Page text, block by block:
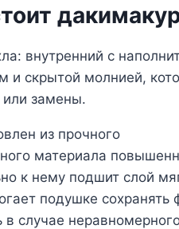
внутренний с
и скрытой молнией,
или замены.
из прочного
материала
к нему подшит слой
подушке сохранять
в случае